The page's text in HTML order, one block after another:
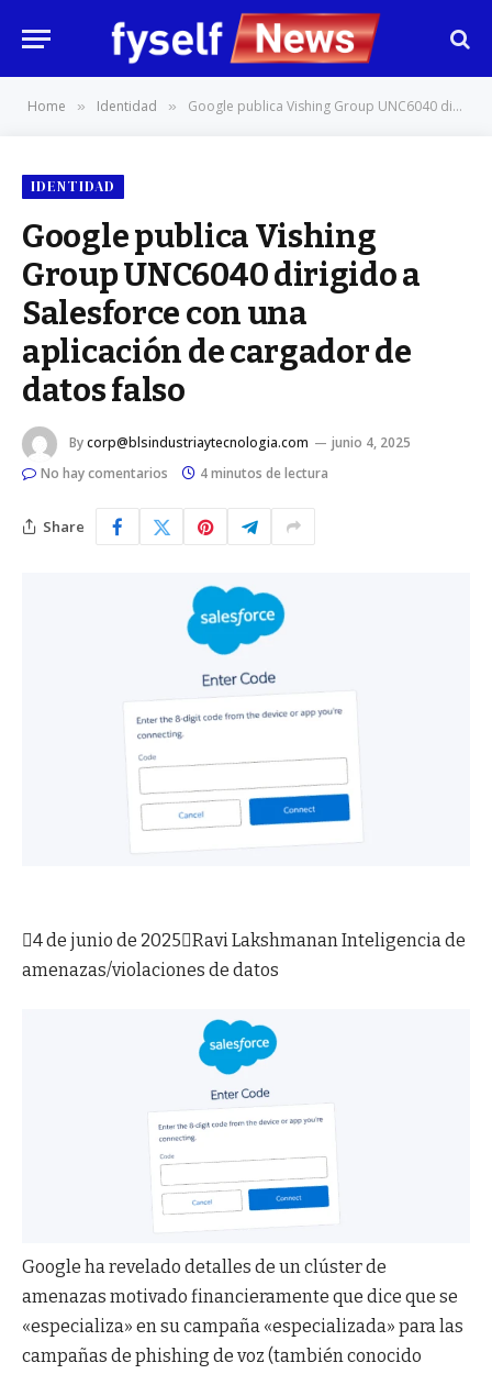
Home » Identidad » Google publica Vishing Group UNC6040 dirigido a Salesforce con una aplicación de cargador de datos falso
IDENTIDAD
Google publica Vishing
Group UNC6040 dirigido a
Salesforce con una
aplicación de cargador de
datos falso
Bycorp@blsindustriaytecnologia.com
junio 4, 2025
No hay comentarios
4 minutos de lectura
Share
4 de junio de 2025Ravi LakshmananInteligencia de
amenazas/violaciones de datos
Google ha revelado detalles de un clúster de
amenazas motivado financieramente que dice que se
«especializa» en su campaña «especializada» para las
campañas de phishing de voz (también conocido